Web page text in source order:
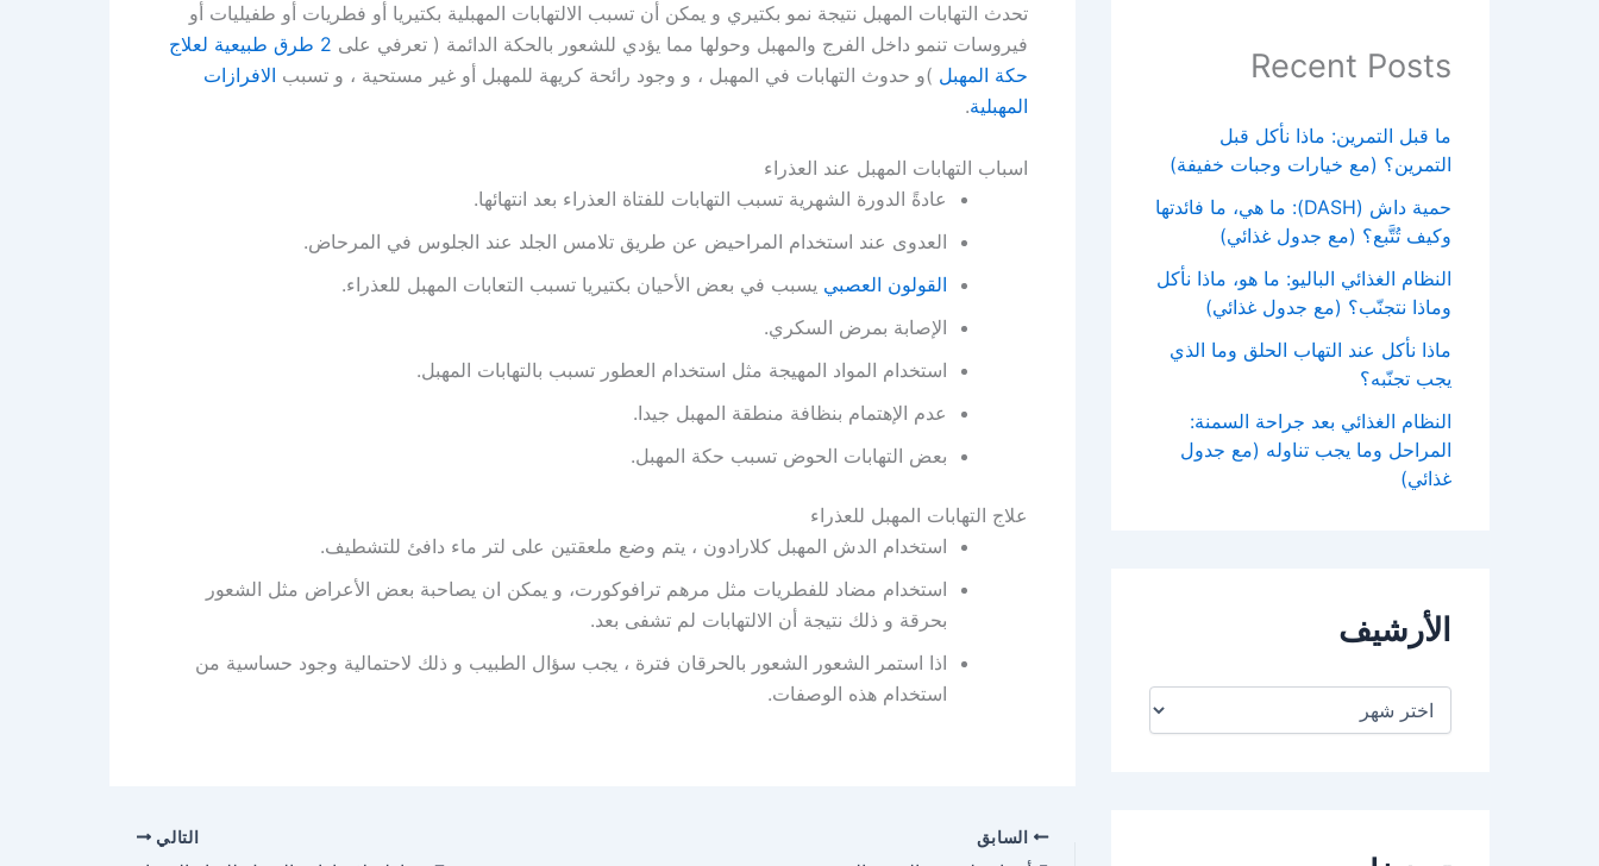
Recent Posts
ما قبل التمرين: ماذا نأكل قبل
التمرين؟ (مع خيارات وجبات خفيفة)
حمية داش (DASH): ما هي، ما فائدتها
وكيف تُتَّبع؟ (مع جدول غذائي)
النظام الغذائي الباليو: ما هو، ماذا نأكل
وماذا نتجنّب؟ (مع جدول غذائي)
ماذا نأكل عند التهاب الحلق وما الذي
يجب تجنّبه؟
النظام الغذائي بعد جراحة السمنة:
المراحل وما يجب تناوله (مع جدول
غذائي)
الأرشيف
تحدث التهابات المهبل نتيجة نمو بكتيري و يمكن أن تسبب الالتهابات المهبلية بكتيريا أو فطريات أو طفيليات أو
فيروسات تنمو داخل الفرج والمهبل وحولها مما يؤدي للشعور بالحكة الدائمة ( تعرفي على
2 طرق طبيعية لعلاج
حكة المهبل )و حدوث التهابات في المهبل ، و وجود رائحة كريهة للمهبل أو غير مستحية ، و تسبب الافرازات
المهبلية.
اسباب التهابات المهبل عند العذراء
عادةً الدورة الشهرية تسبب التهابات للفتاة العذراء بعد انتهائها.
العدوى عند استخدام المراحيض عن طريق تلامس الجلد عند الجلوس في المرحاض.
القولون العصبي يسبب في بعض الأحيان بكتيريا تسبب التعابات المهبل للعذراء.
الإصابة بمرض السكري.
استخدام المواد المهيجة مثل استخدام العطور تسبب بالتهابات المهبل.
عدم الإهتمام بنظافة منطقة المهبل جيدا.
بعض التهابات الحوض تسبب حكة المهبل.
علاج التهابات المهبل للعذراء
استخدام الدش المهبل كلارادون ، يتم وضع ملعقتين على لتر ماء دافئ للتشطيف.
استخدام مضاد للفطريات مثل مرهم ترافوكورت، و يمكن ان يصاحبة بعض الأعراض مثل الشعور
بحرقة و ذلك نتيجة أن الالتهابات لم تشفى بعد.
اذا استمر الشعور الشعور بالحرقان فترة ، يجب سؤال الطبيب و ذلك لاحتمالية وجود حساسية من
استخدام هذه الوصفات.
السابق التالي